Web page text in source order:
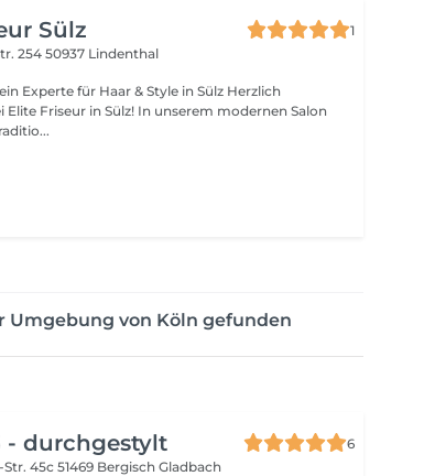
Sülz
1
25450937 Lindenthal
Experte für Haar & Style in Sülz Herzlich
Sülz! In unserem modernen Salon
Umgebung von Köln gefunden
- durchgestylt
6
Str. 45c51469 Bergisch Gladbach